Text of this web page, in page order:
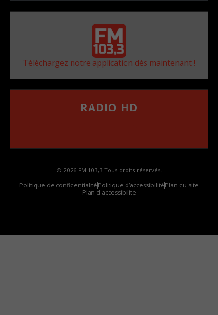
Téléchargez notre application dès maintenant !
RADIO HD
© 2026 FM 103,3 Tous droits réservés.
Politique de confidentialitéPolitique d’accessibilitéPlan du site
Plan d'accessibilite